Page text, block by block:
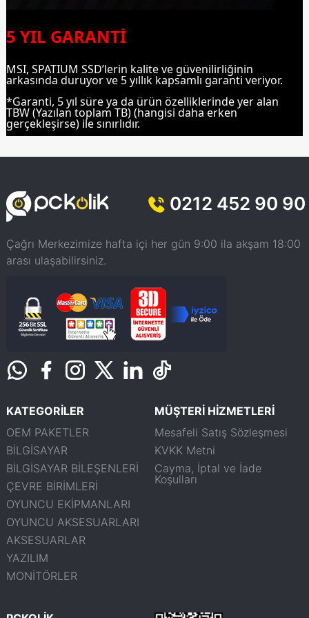
5 YIL GARANTİ
MSI, SPATIUM SSD’lerin kalite ve güvenilirliğinin
arkasında duruyor ve 5 yıllık kapsamlı garanti veriyor.
*Garanti, 5 yıl süre ya da ürün özelliklerinde yer alan
TBW (Yazılan toplam TB) (hangisi daha erken
gerçekleşirse) ile sınırlıdır.
0212 452 90 90
Çağrı Merkezimize hafta içi her gün 9:00 ila akşam 18:00
arası ulaşabilirsiniz.
KATEGORİLER
OEM PAKETLER
BİLGİSAYAR
BİLGİSAYAR BİLEŞENLERİ
ÇEVRE BİRİMLERİ
OYUNCU EKİPMANLARI
OYUNCU AKSESUARLARI
AKSESUARLAR
YAZILIM
MONİTÖRLER
MÜŞTERİ HİZMETLERİ
Mesafeli Satış Sözleşmesi
KVKK Metni
Cayma, İptal ve İade
Koşulları